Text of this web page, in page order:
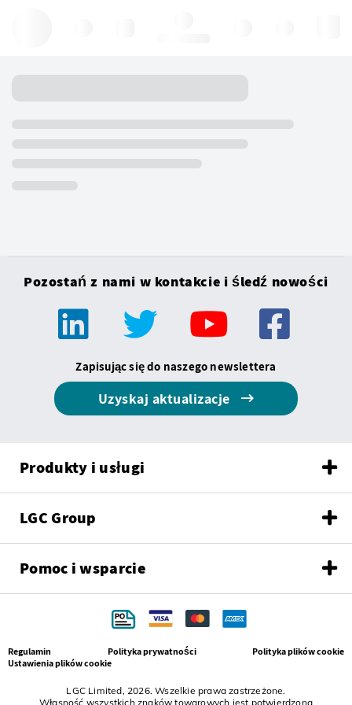
Pozostań z nami w kontakcie i śledź nowości
Zapisując się do naszego newslettera
Uzyskaj aktualizacje
Produkty i usługi
LGC Group
Pomoc i wsparcie
LGC Limited, 2026. Wszelkie prawa zastrzeżone.
Własność wszystkich znaków towarowych jest potwierdzona
Regulamin Polityka prywatności
Polityka plików cookie
Ustawienia plików cookie